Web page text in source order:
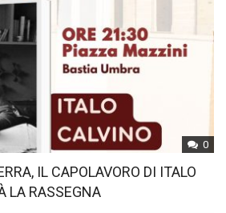
0
IL CAPOLAVORO DI ITALO
LA RASSEGNA